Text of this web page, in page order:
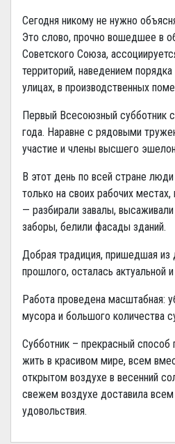
Сегодня никому не нужно
Это слово, прочно вошедшее в
Советского Союза,
территорий, наведением
улицах, в производственных
Первый Всесоюзный субботник
года. Наравне с рядовыми
участие и члены высшего
В этот день по всей стране
только на своих рабочих
— разбирали завалы,
заборы, белили фасады зданий.
Добрая традиция, пришедшая из
прошлого, осталась актуальной
Работа проведена масштабная:
мусора и большого количества
Субботник – прекрасный способ
жить в красивом мире, всем
открытом воздухе в весенний
свежем воздухе доставила
удовольствия.